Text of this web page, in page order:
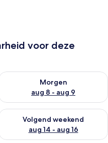
voor deze
vanavond aug 7 - aug 8
Morgen
aug 8 - aug 9
beschikbaarheid
dit weekend aug 7 -
Volgend weekend
aug 14 - aug 16
beschikbaarheid